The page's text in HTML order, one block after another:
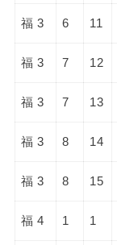
福 3 6 11
福 3 7 12
福 3 7 13
福 3 8 14
福 3 8 15
福 4 1 1